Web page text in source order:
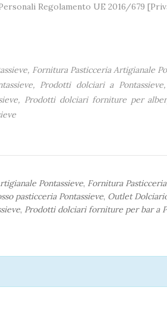
Regolamento UE 2016/679 [
Fornitura Pasticceria Artigianale
Prodotti dolciari a
Prodotti dolciari forniture per
Pontassieve, Fornitura
pasticceria Pontassieve, Outlet
, Prodotti dolciari forniture per bar a